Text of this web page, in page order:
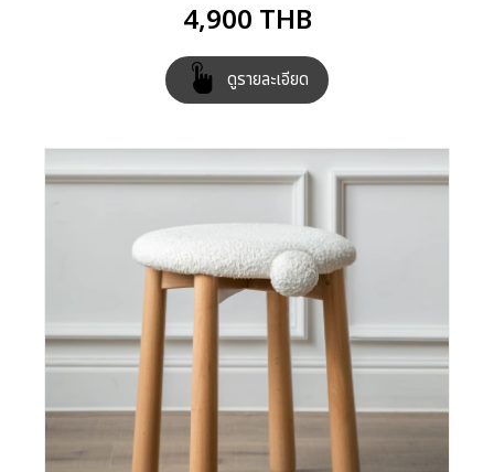
4,900 THB
ดูรายละเอียด